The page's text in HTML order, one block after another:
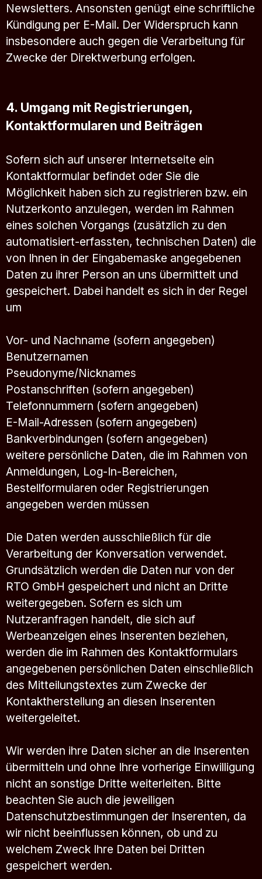
Newsletters. Ansonsten genügt eine schriftliche
Kündigung per E-Mail. Der Widerspruch kann
insbesondere auch gegen die Verarbeitung für
Zwecke der Direktwerbung erfolgen.
4. Umgang mit Registrierungen,
Kontaktformularen und Beiträgen
Sofern sich auf unserer Internetseite ein
Kontaktformular befindet oder Sie die
Möglichkeit haben sich zu registrieren bzw. ein
Nutzerkonto anzulegen, werden im Rahmen
eines solchen Vorgangs (zusätzlich zu den
automatisiert-erfassten, technischen Daten) die
von Ihnen in der Eingabemaske angegebenen
Daten zu ihrer Person an uns übermittelt und
gespeichert. Dabei handelt es sich in der Regel
um
Vor- und Nachname (sofern angegeben)
Benutzernamen
Pseudonyme/Nicknames
Postanschriften (sofern angegeben)
Telefonnummern (sofern angegeben)
E-Mail-Adressen (sofern angegeben)
Bankverbindungen (sofern angegeben)
weitere persönliche Daten, die im Rahmen von
Anmeldungen, Log-In-Bereichen,
Bestellformularen oder Registrierungen
angegeben werden müssen
Die Daten werden ausschließlich für die
Verarbeitung der Konversation verwendet.
Grundsätzlich werden die Daten nur von der
RTO GmbH gespeichert und nicht an Dritte
weitergegeben. Sofern es sich um
Nutzeranfragen handelt, die sich auf
Werbeanzeigen eines Inserenten beziehen,
werden die im Rahmen des Kontaktformulars
angegebenen persönlichen Daten einschließlich
des Mitteilungstextes zum Zwecke der
Kontaktherstellung an diesen Inserenten
weitergeleitet.
Wir werden ihre Daten sicher an die Inserenten
übermitteln und ohne Ihre vorherige Einwilligung
nicht an sonstige Dritte weiterleiten. Bitte
beachten Sie auch die jeweiligen
Datenschutzbestimmungen der Inserenten, da
wir nicht beeinflussen können, ob und zu
welchem Zweck Ihre Daten bei Dritten
gespeichert werden.